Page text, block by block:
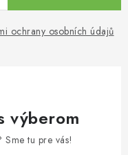
ochrany osobních údajů
výberom
tu pre vás!